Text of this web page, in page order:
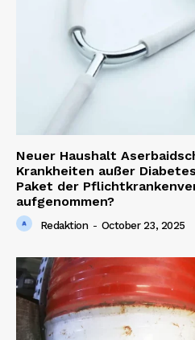
Neuer Haushalt
Krankheiten außer
Paket der
aufgenommen?
Redaktion - October 23, 2025